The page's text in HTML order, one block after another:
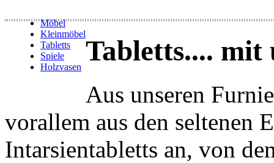
Möbel
Kleinmöbel
Tabletts
Spiele
Holzvasen
Tabletts.... mit
Aus unseren
vorallem aus den seltenen
Intarsientabletts an, von